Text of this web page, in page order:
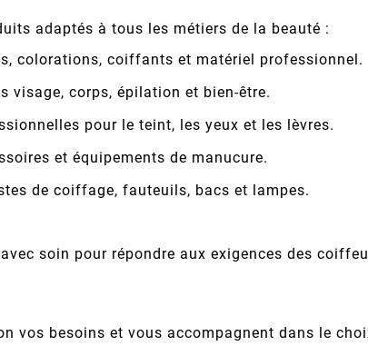
adaptés à tous les métiers de la beauté :
colorations, coiffants et matériel professionnel.
visage, corps, épilation et bien-être.
pour le teint, les yeux et les lèvres.
et équipements de manucure.
de coiffage, fauteuils, bacs et lampes.
soin pour répondre aux exigences des
vos besoins et vous accompagnent dans le